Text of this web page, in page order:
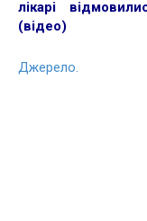
лікарі
(відео)
Джерело.